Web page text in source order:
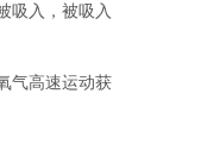
吸入，被吸入
气高速运动获